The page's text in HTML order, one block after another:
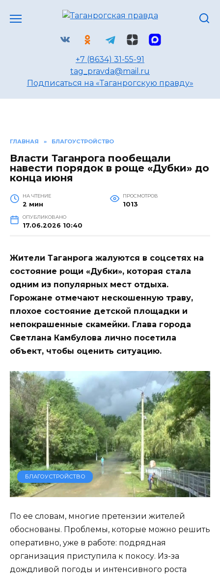
+7 (8634) 31-55-91
tag_pravda@mail.ru
Подписаться на «Таганрогскую правду»
ГЛАВНАЯ » БЛАГОУСТРОЙСТВО
Власти Таганрога пообещали
навести порядок в роще «Дубки» до
конца июня
НА ЧТЕНИЕ
2 мин
ПРОСМОТРОВ
1013
ОПУБЛИКОВАНО
17.06.2026 10:40
Жители Таганрога жалуются в соцсетях на
состояние рощи «Дубки», которая стала
одним из популярных мест отдыха.
Горожане отмечают нескошенную траву,
плохое состояние детской площадки и
непокрашенные скамейки. Глава города
Светлана Камбулова лично посетила
объект, чтобы оценить ситуацию.
БЛАГОУСТРОЙСТВО
По ее словам, многие претензии жителей
обоснованы. Проблемы, которые можно решить
оперативно, уже в работе: подрядная
организация приступила к покосу. Из-за
дождливой погоды и интенсивного роста